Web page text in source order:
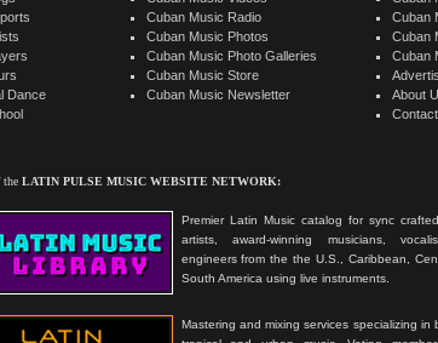
Dance
LATIN PULSE MUSIC WEBSITE NETWORK:
Premier Latin Music catalog for sync
artists, award-winning musicians,
engineers from the the U.S., Caribbean,
South America using live instruments.
Mastering and mixing services specializing in
Cuban Music Radio
Cuban Music Photos
Cuban Music Photo Galleries
Cuban Music Store
Cuban Music Newsletter
Cuban
Cuban
Cuban
About
Contact